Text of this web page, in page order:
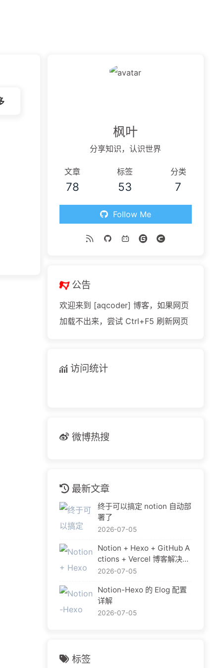
纸
枫叶
分享知识，认识世界
文章
78
标签
53
分类
7
Follow Me
公告
欢迎来到 [aqcoder] 博客，如果网页
加载不出来，尝试 Ctrl+F5 刷新网页
最新文章
终于可以搞定 notion 自动部
署了
2026-07-05
Notion + Hexo + GitHub A
ctions + Vercel 博客解决方
案
2026-07-05
Notion-Hexo 的 Elog 配置
详解
2026-07-05
标签
访问统计
微博热搜